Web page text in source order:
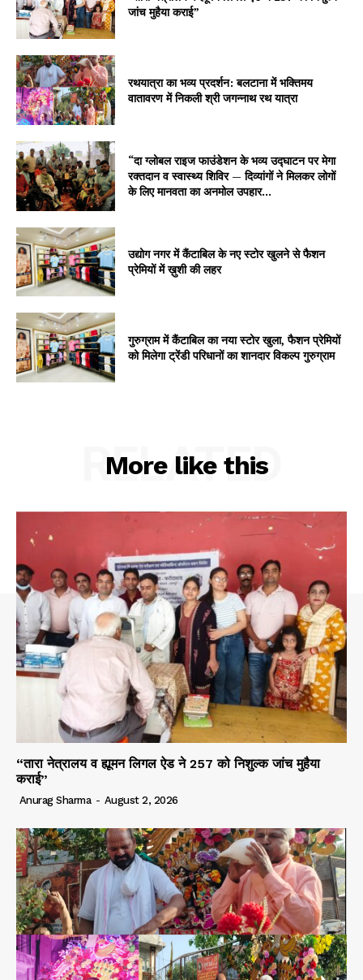
जांच मुहैया कराई”
रथयात्रा का भव्य प्रदर्शन: बलटाना में भक्तिमय
वातावरण में निकली श्री जगन्नाथ रथ यात्रा
“दा ग्लोबल राइज फाउंडेशन के भव्य उद्घाटन पर मेगा
रक्तदान व स्वास्थ्य शिविर — दिव्यांगों ने मिलकर लोगों
के लिए मानवता का अनमोल उपहार...
उद्योग नगर में कैंटाबिल के नए स्टोर खुलने से फैशन
प्रेमियों में ख़ुशी की लहर
गुरुग्राम में कैंटाबिल का नया स्टोर खुला, फैशन प्रेमियों
को मिलेगा ट्रेंडी परिधानों का शानदार विकल्प गुरुग्राम
More like this
RELATED
“तारा नेत्रालय व ह्यूमन लिगल ऐड ने 257 को निशुल्क जांच मुहैया
कराई”
Anurag Sharma - August 2, 2026